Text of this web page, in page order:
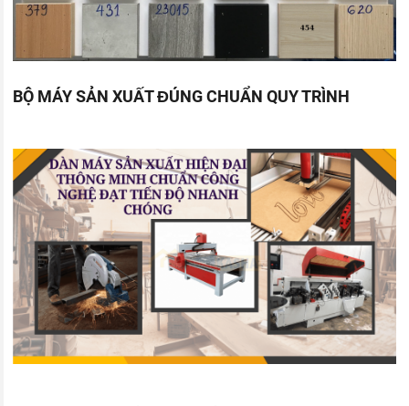
BỘ MÁY SẢN XUẤT ĐÚNG CHUẨN QUY TRÌNH